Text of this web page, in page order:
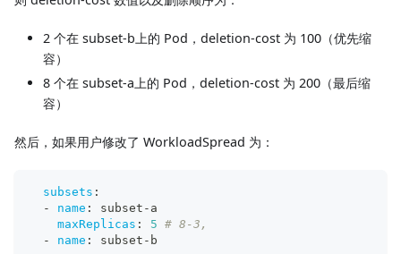
2 个在 subset-b上的 Pod，deletion-cost 为 100（优先缩
容）
8 个在 subset-a上的 Pod，deletion-cost 为 200（最后缩
容）
然后，如果用户修改了 WorkloadSpread 为：
subsets :
-
name : subset - a
maxReplicas : 5 # 8-3,
-
name : subset - b